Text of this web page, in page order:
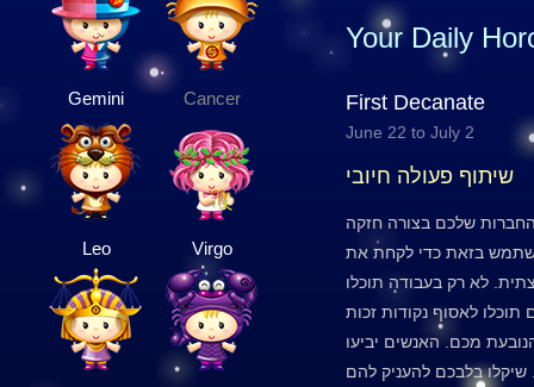
Gemini Cancer
Leo Virgo
Your Daily
First Decanate
June 22 to July 2
שיתוף פעולה חיובי
שלכם בצורה חזקה
בזאת כדי לקחת את
לא רק בעבודה תוכלו
לאסוף נקודות זכות
מכם. האנשים יביעו
בלבכם להעניק להם